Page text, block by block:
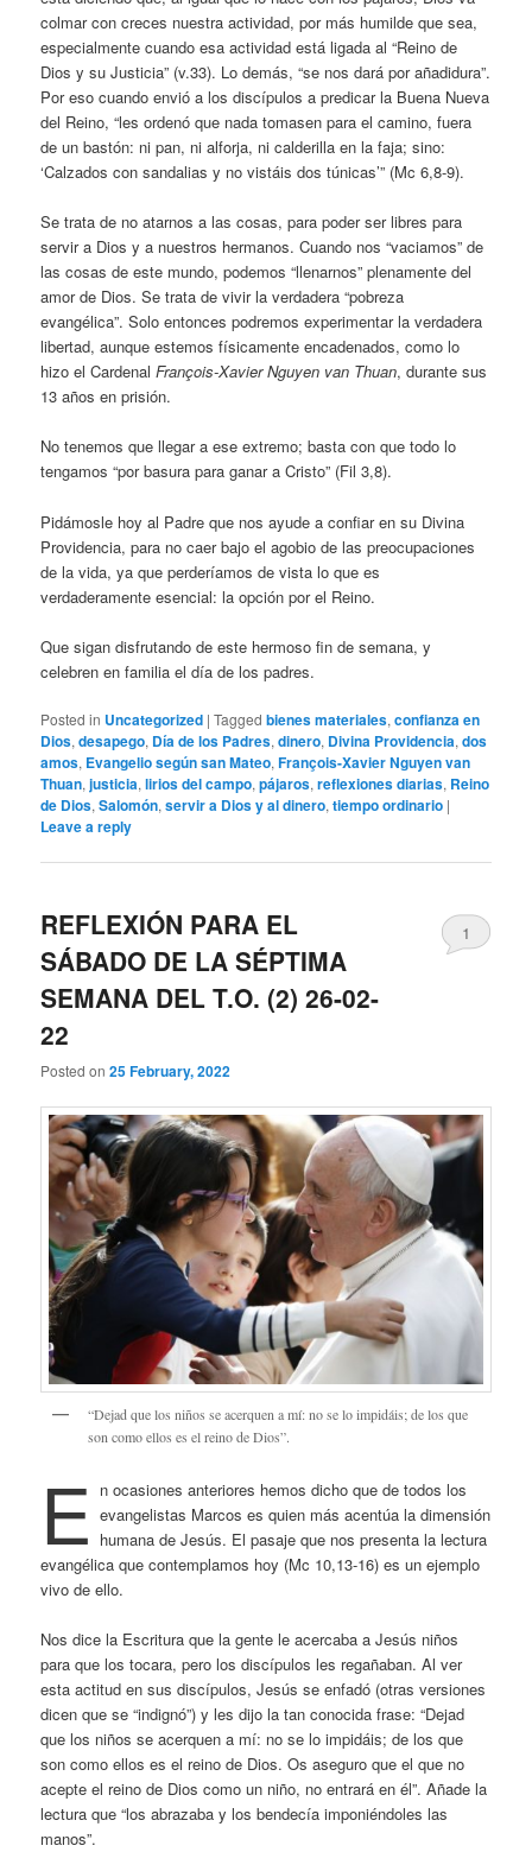
colmar con creces nuestra actividad, por más humilde que sea,
especialmente cuando esa actividad está ligada al “Reino de
Dios y su Justicia” (v.33). Lo demás, “se nos dará por añadidura”.
Por eso cuando envió a los discípulos a predicar la Buena Nueva
del Reino, “les ordenó que nada tomasen para el camino, fuera
de un bastón: ni pan, ni alforja, ni calderilla en la faja; sino:
‘Calzados con sandalias y no vistáis dos túnicas’” (Mc 6,8-9).
Se trata de no atarnos a las cosas, para poder ser libres para
servir a Dios y a nuestros hermanos. Cuando nos “vaciamos” de
las cosas de este mundo, podemos “llenarnos” plenamente del
amor de Dios. Se trata de vivir la verdadera “pobreza
evangélica”. Solo entonces podremos experimentar la verdadera
libertad, aunque estemos físicamente encadenados, como lo
hizo el CardenalFrançois-Xavier Nguyen van Thuan, durante sus
13 años en prisión.
No tenemos que llegar a ese extremo; basta con que todo lo
tengamos “por basura para ganar a Cristo” (Fil 3,8).
Pidámosle hoy al Padre que nos ayude a confiar en su Divina
Providencia, para no caer bajo el agobio de las preocupaciones
de la vida, ya que perderíamos de vista lo que es
verdaderamente esencial: la opción por el Reino.
Que sigan disfrutando de este hermoso fin de semana, y
celebren en familia el día de los padres.
Posted in Uncategorized |Tagged bienes materiales,confianza en
Dios,desapego, Día de los Padres,dinero, Divina Providencia,dos
amos, Evangelio según san Mateo,François-Xavier Nguyen van
Thuan,justicia,lirios del campo,pájaros,reflexiones diarias, Reino
de Dios,Salomón,servir a Dios y al dinero,tiempo ordinario |
Leave a reply
REFLEXIÓN PARA EL
SÁBADO DE LA SÉPTIMA
SEMANA DEL T.O. (2) 26-02-
22
Posted on25 February, 2022
1
“Dejad que los niños se acerquen a mí: no se lo impidáis; de los que
son como ellos es el reino de Dios”.
E n ocasiones anteriores hemos dicho que de todos los
evangelistas Marcos es quien más acentúa la dimensión
humana de Jesús. El pasaje que nos presenta la lectura
evangélica que contemplamos hoy (Mc 10,13-16) es un ejemplo
vivo de ello.
Nos dice la Escritura que la gente le acercaba a Jesús niños
para que los tocara, pero los discípulos les regañaban. Al ver
esta actitud en sus discípulos, Jesús se enfadó (otras versiones
dicen que se “indignó”) y les dijo la tan conocida frase: “Dejad
que los niños se acerquen a mí: no se lo impidáis; de los que
son como ellos es el reino de Dios. Os aseguro que el que no
acepte el reino de Dios como un niño, no entrará en él”. Añade la
lectura que “los abrazaba y los bendecía imponiéndoles las
manos”.